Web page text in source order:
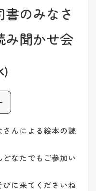
のみなさ
み聞かせ会
)
んによる絵本の読
なたでもご参加い
に来てくださいね